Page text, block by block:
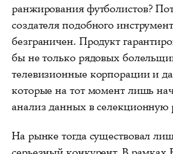
ранжирования футболистов?
создателя подобного
безграничен. Продукт
бы не только рядовых
телевизионные корпорации и
которые на тот момент лишь
анализ данных в селекционную
На рынке тогда существовал